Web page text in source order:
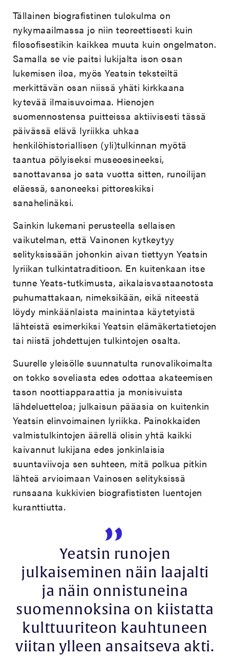
Tällainen biografistinen tulokulma on
nykymaailmassa jo niin teoreettisesti kuin
filosofisestikin kaikkea muuta kuin ongelmaton.
Samalla se vie paitsi lukijalta ison osan
lukemisen iloa, myös Yeatsin teksteiltä
merkittävän osan niissä yhäti kirkkaana
kytevää ilmaisuvoimaa. Hienojen
suomennostensa puitteissa aktiivisesti tässä
päivässä elävä lyriikka uhkaa
henkilöhistoriallisen (yli)tulkinnan myötä
taantua pölyiseksi museoesineeksi,
sanottavansa jo sata vuotta sitten, runoilijan
eläessä, sanoneeksi pittoreskiksi
sanahelinäksi.
Sainkin lukemani perusteella sellaisen
vaikutelman, että Vainonen kytkeytyy
selityksissään johonkin aivan tiettyyn Yeatsin
lyriikan tulkintatraditioon. En kuitenkaan itse
tunne Yeats-tutkimusta, aikalaisvastaanotosta
puhumattakaan, nimeksikään, eikä niteestä
löydy minkäänlaista mainintaa käytetyistä
lähteistä esimerkiksi Yeatsin elämäkertatietojen
tai niistä johdettujen tulkintojen osalta.
Suurelle yleisölle suunnatulta runovalikoimalta
on tokko soveliasta edes odottaa akateemisen
tason noottiapparaattia ja monisivuista
lähdeluetteloa; julkaisun pääasia on kuitenkin
Yeatsin elinvoimainen lyriikka. Painokkaiden
valmistulkintojen äärellä olisin yhtä kaikki
kaivannut lukijana edes jonkinlaisia
suuntaviivoja sen suhteen, mitä polkua pitkin
lähteä arvioimaan Vainosen selityksissä
runsaana kukkivien biografististen luentojen
kuranttiutta.
Yeatsin runojen
julkaiseminen näin laajalti
ja näin onnistuneina
suomennoksina on kiistatta
kulttuuriteon kauhtuneen
viitan ylleen ansaitseva akti.